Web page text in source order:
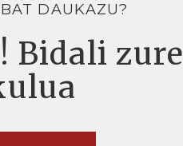
DAUKAZU?
Bidali zure